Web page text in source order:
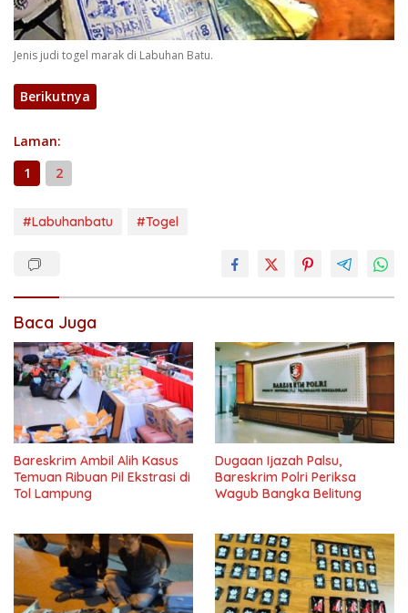
Jenis judi togel marak di Labuhan Batu.
Berikutnya
Laman:
1
2
#Labuhanbatu #Togel
Baca Juga
Bareskrim Ambil Alih Kasus
Temuan Ribuan Pil Ekstrasi di
Tol Lampung
Dugaan Ijazah Palsu,
Bareskrim Polri Periksa
Wagub Bangka Belitung